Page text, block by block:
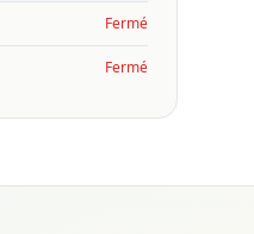
Fermé
Fermé